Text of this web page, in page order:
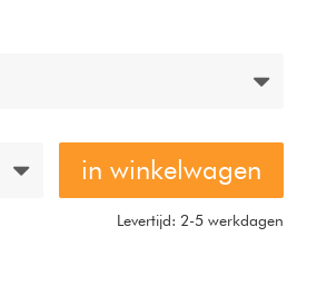
deze kant boven te stijlen gaat de
in winkelwagen
Levertijd: 2-5 werkdagen